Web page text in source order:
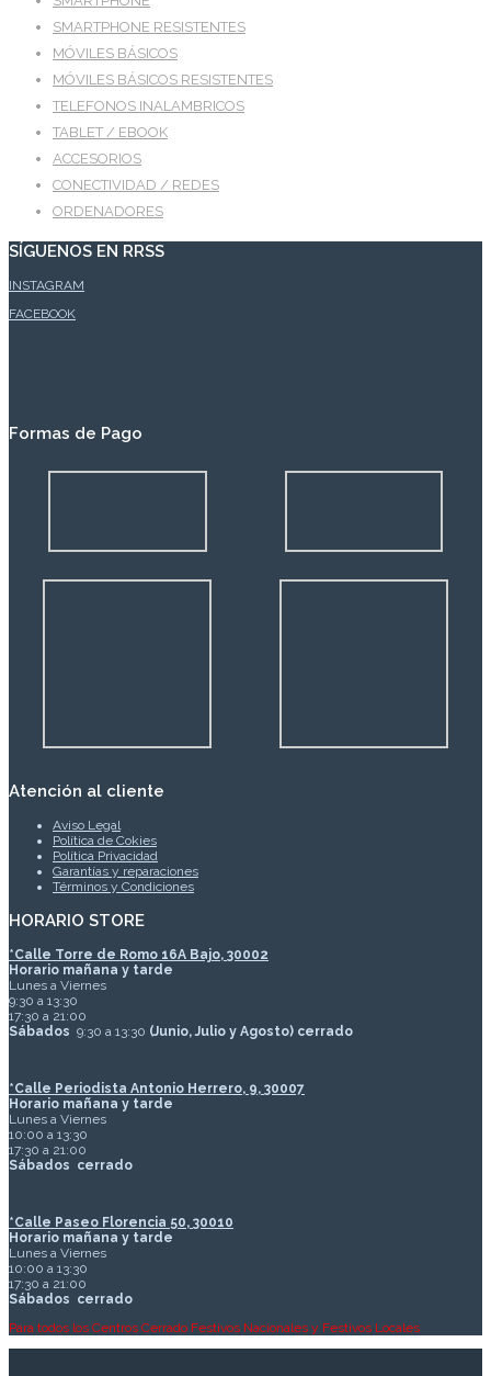
SMARTPHONE RESISTENTES
MÓVILES BÁSICOS
MÓVILES BÁSICOS RESISTENTES
TELEFONOS INALAMBRICOS
TABLET / EBOOK
ACCESORIOS
CONECTIVIDAD / REDES
ORDENADORES
SÍGUENOS EN RRSS
INSTAGRAM
FACEBOOK
Formas de Pago
Atención al cliente
Aviso Legal
Política de Cokies
Política Privacidad
Garantías y reparaciones
Términos y Condiciones
HORARIO STORE
*Calle Torre de Romo 16A Bajo, 30002
Horario mañana y tarde
Lunes a Viernes
9:30 a 13:30
17:30 a 21:00
Sábados 9:30 a 13:30 (Junio, Julio y Agosto) cerrado
*Calle Periodista Antonio Herrero, 9, 30007
Horario mañana y tarde
Lunes a Viernes
10:00 a 13:30
17:30 a 21:00
Sábados cerrado
*Calle Paseo Florencia 50, 30010
Horario mañana y tarde
Lunes a Viernes
10:00 a 13:30
17:30 a 21:00
Sábados cerrado
Para todos los Centros Cerrado Festivos Nacionales y Festivos Locales